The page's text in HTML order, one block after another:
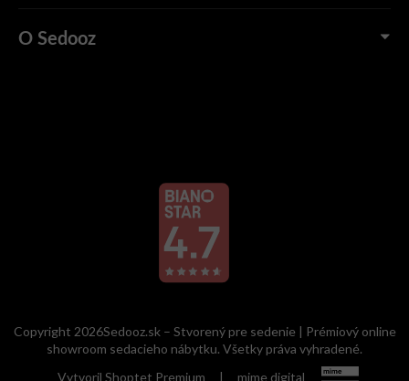
O Sedooz
Vytvoril Shoptet Premium | mime digital
Copyright 2026Sedooz.sk – Stvorený pre sedenie | Prémiový online
showroom sedacieho nábytku. Všetky práva vyhradené.